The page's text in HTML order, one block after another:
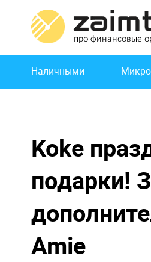
основному
содержанию
Основная
навигация
Наличными
Koke
подарки!
Amie